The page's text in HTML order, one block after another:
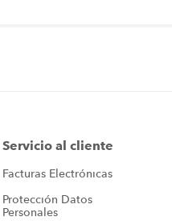
Servicio al cliente
Facturas Electrónicas
Protección Datos
Personales